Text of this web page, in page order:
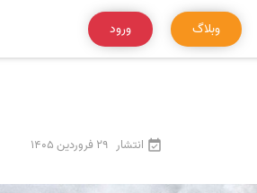
وبلاگ ورود
انتشار 29 فروردین 1405